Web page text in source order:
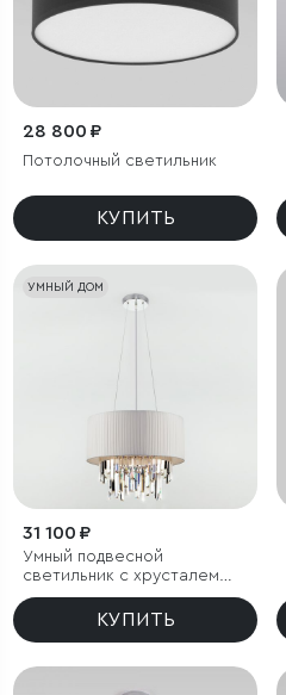
28 800 ₽
Потолочный светильник
КУПИТЬ
УМНЫЙ ДОМ
31 100 ₽
Умный подвесной
светильник с хрусталем
Eurosvet Amantea 10122/6
КУПИТЬ